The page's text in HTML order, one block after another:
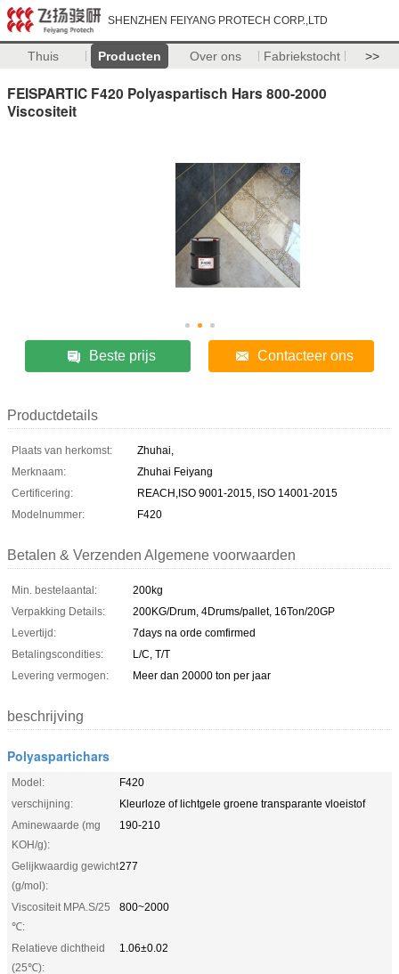
SHENZHEN FEIYANG PROTECH CORP.,LTD
Thuis Producten Over ons Fabriekstocht >>
FEISPARTIC F420 Polyaspartisch Hars 800-2000
Viscositeit
Beste prijs Contacteer ons
Productdetails
Plaats van herkomst:
Zhuhai,
Merknaam:
Zhuhai Feiyang
Certificering:
REACH,ISO 9001-2015, ISO 14001-2015
Modelnummer:
F420
Betalen & Verzenden Algemene voorwaarden
Min. bestelaantal:
200kg
Verpakking Details:
200KG/Drum, 4Drums/pallet, 16Ton/20GP
Levertijd:
7days na orde comfirmed
Betalingscondities:
L/C, T/T
Levering vermogen:
Meer dan 20000 ton per jaar
beschrijving
Polyaspartichars
Model:
F420
verschijning:
Kleurloze of lichtgele groene transparante vloeistof
Aminewaarde (mg
KOH/g):
190-210
Gelijkwaardig gewicht
(g/mol):
277
Viscositeit MPA.S/25
℃:
800~2000
Relatieve dichtheid
(25℃):
1.06±0.02